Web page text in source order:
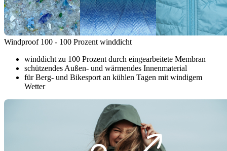
Windproof 100 - 100 Prozent winddicht
winddicht zu 100 Prozent durch eingearbeitete Membran
schützendes Außen- und wärmendes Innenmaterial
für Berg- und Bikesport an kühlen Tagen mit windigem
Wetter